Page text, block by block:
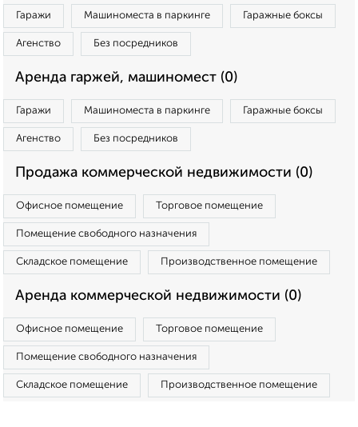
Гаражи Машиноместа в паркинге Гаражные боксы
Агенство Без посредников
Аренда гаржей, машиномест (0)
Гаражи Машиноместа в паркинге Гаражные боксы
Агенство Без посредников
Продажа коммерческой недвижимости (0)
Офисное помещение Торговое помещение
Помещение свободного назначения
Складское помещение Производственное помещение
Аренда коммерческой недвижимости (0)
Офисное помещение Торговое помещение
Помещение свободного назначения
Складское помещение Производственное помещение